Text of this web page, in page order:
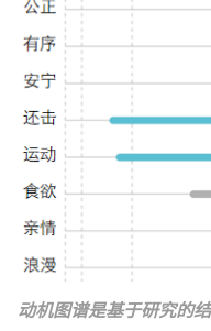
动机图谱是基于研究的